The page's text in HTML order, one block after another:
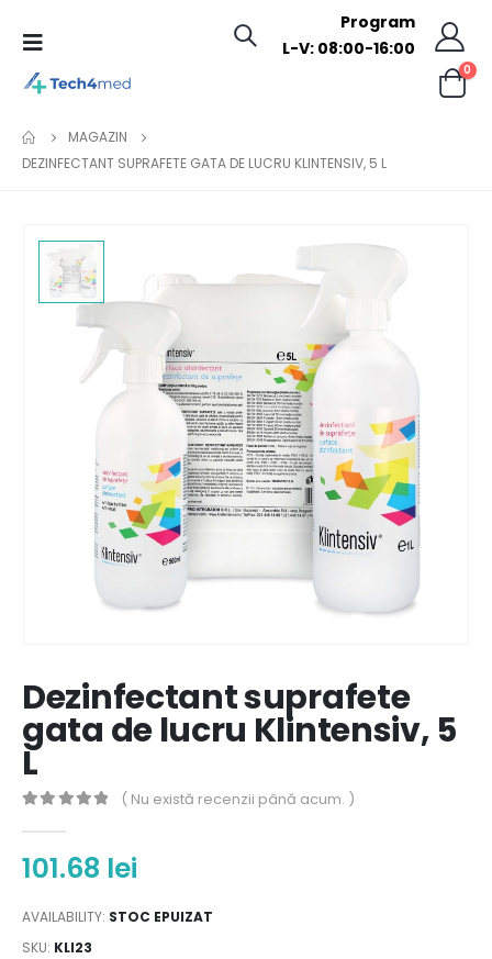
Program
L-V: 08:00-16:00
0
MAGAZIN
DEZINFECTANT SUPRAFETE GATA DE LUCRU KLINTENSIV, 5 L
Dezinfectant suprafete
gata de lucru Klintensiv, 5
L
( Nu există recenzii până acum. )
101.68 lei
AVAILABILITY: STOC EPUIZAT
SKU: KLI23